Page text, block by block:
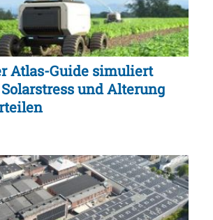
Atlas-Guide simuliert
und Alterung